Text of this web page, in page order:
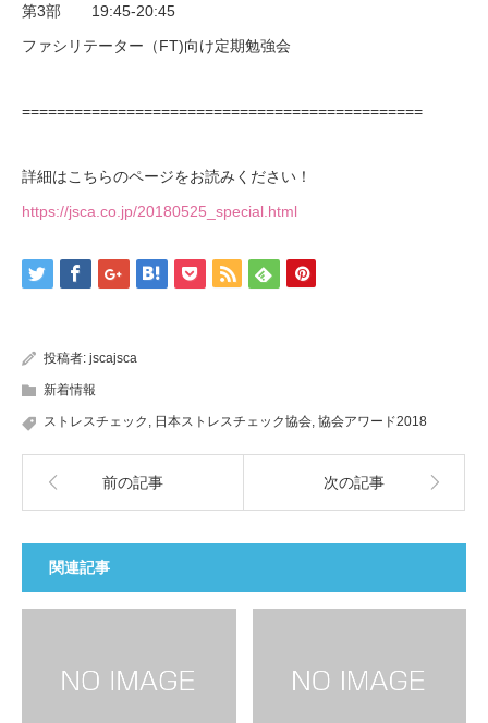
第3部 19:45-20:45
ファシリテーター（FT)向け定期勉強会
==============================================
詳細はこちらのページをお読みください！
https://jsca.co.jp/20180525_special.html
投稿者: jscajsca
新着情報
ストレスチェック 日本ストレスチェック協会 協会アワード2018
前の記事 次の記事
関連記事